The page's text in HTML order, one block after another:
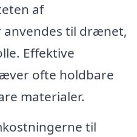
af
til drænet,
Effektive
ofte holdbare
materialer.
til